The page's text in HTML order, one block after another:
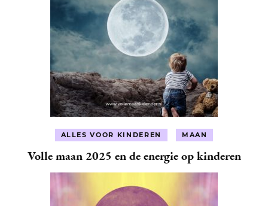
ALLES VOOR KINDEREN MAAN
Volle maan 2025 en de energie op kinderen